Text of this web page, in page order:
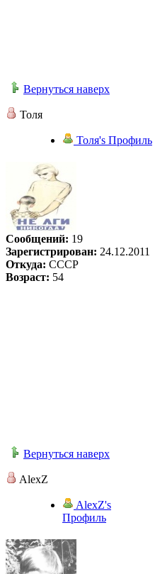
Вернуться наверх
Толя
Толя's Профиль
Сообщений: 19
Зарегистрирован: 24.12.2011
Откуда: СССР
Возраст: 54
Вернуться наверх
AlexZ
AlexZ's
Профиль